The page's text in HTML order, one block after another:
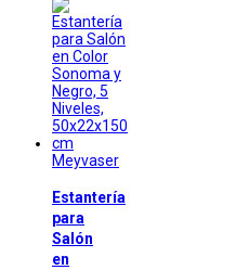
Meyvaser
Estantería
para
Salón
en